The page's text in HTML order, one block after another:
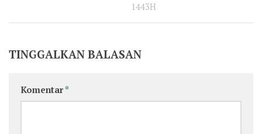
1443H
TINGGALKAN BALASAN
Komentar*